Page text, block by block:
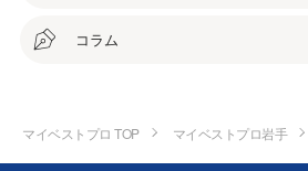
コラム
マイベストプロ TOP マイベストプロ岩手